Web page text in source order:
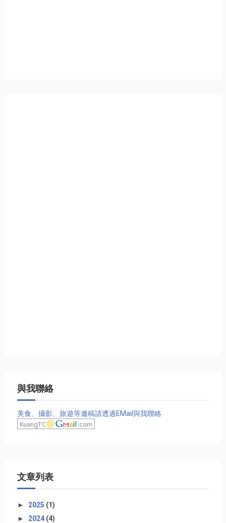
與我聯絡
美食、攝影、旅遊等邀稿請透過EMail與我聯絡
文章列表
► 2025 (1)
► 2024 (4)